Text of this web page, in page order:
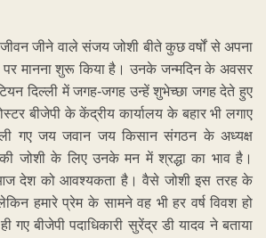
जीने वाले संजय जोशी बीते कुछ वर्षों से अपना
पर मानना शुरू किया है। उनके जन्मदिन के अवसर
दिल्ली में जगह-जगह उन्हें शुभेच्छा जगह देते हुए
बीजेपी के केंद्रीय कार्यालय के बहार भी लगाए
गए जय जवान जय किसान संगठन के अध्यक्ष
की जोशी के लिए उनके मन में श्रद्धा का भाव है।
देश को आवश्यकता है। वैसे जोशी इस तरह के
हमारे प्रेम के सामने वह भी हर वर्ष विवश हो
गए बीजेपी पदाधिकारी सुरेंद्र डी यादव ने बताया